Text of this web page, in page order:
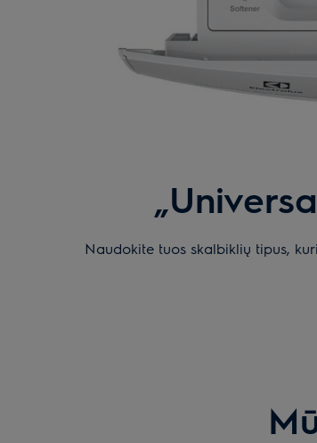
Naudokite tuos skalbiklių tipus,